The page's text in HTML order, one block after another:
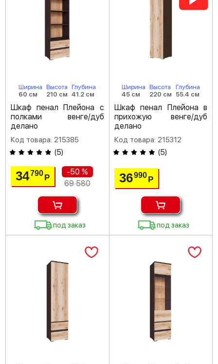
Ширина
60 см
Высота
210 см
Глубина
41.2 см
Шкаф пенал Плейона с
полками венге/дуб
делано
Код товара: 215385
(5)
34790Р
-50 %
69 580
под заказ
Ширина
45 см
Высота
220 см
Глубина
55.4 см
Шкаф пенал Плейона в
прихожую венге/дуб
делано
Код товара: 215312
(5)
36990 Р
под заказ